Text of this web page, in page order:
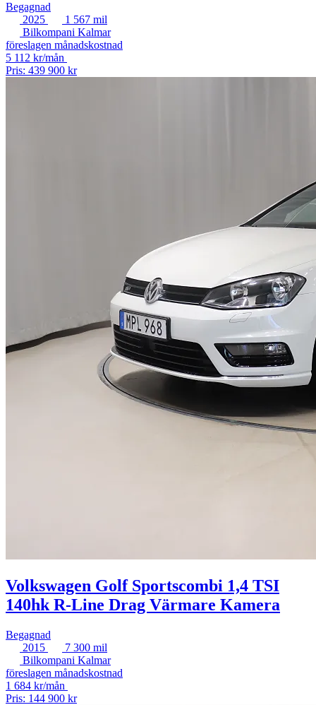
Begagnad
2025
1 567 mil
Bilkompani Kalmar
föreslagen månadskostnad
5 112 kr/mån
Pris: 439 900 kr
Volkswagen Golf Sportscombi 1,4 TSI
140hk R-Line Drag Värmare Kamera
Begagnad
2015
7 300 mil
Bilkompani Kalmar
föreslagen månadskostnad
1 684 kr/mån
Pris: 144 900 kr